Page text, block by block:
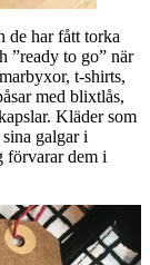
de har fått torka
”ready to go” när
t-shirts,
med blixtlås,
Kläder som
galgar i
förvarar dem i